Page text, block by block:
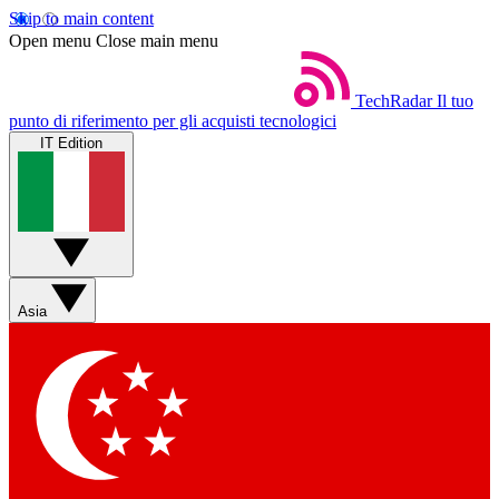
Skip to main content
Open menu Close main menu
TechRadar Il tuo
punto di riferimento per gli acquisti tecnologici
IT Edition
Asia